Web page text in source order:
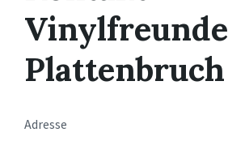
Vinylfreunde
Plattenbruch
Adresse